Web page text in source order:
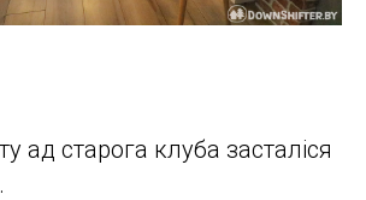
ад старога клуба засталіся